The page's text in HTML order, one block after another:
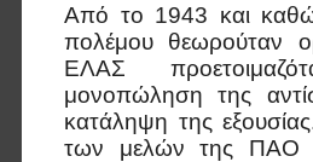
Από το 1943 και
πολέμου θεωρούταν
ΕΛΑΣ
μονοπώληση της
κατάληψη της
των μελών της ΠΑΟ